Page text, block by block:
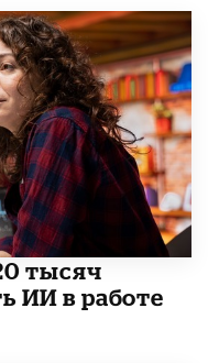
тысяч
ИИ в работе